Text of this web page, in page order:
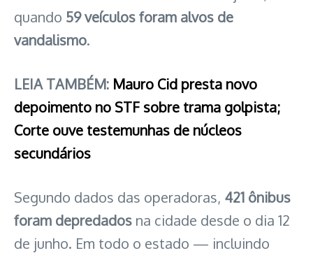
quando 59 veículos foram alvos de
vandalismo.
LEIA TAMBÉM: Mauro Cid presta novo
depoimento no STF sobre trama golpista;
Corte ouve testemunhas de núcleos
secundários
Segundo dados das operadoras, 421 ônibus
foram depredados na cidade desde o dia 12
de junho. Em todo o estado — incluindo